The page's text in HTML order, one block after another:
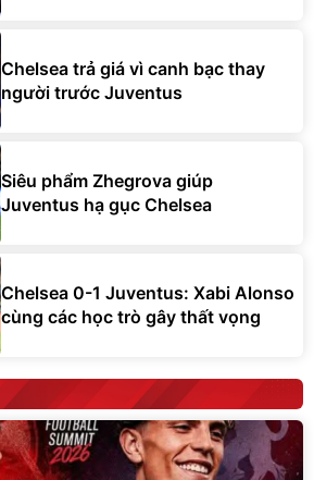
Chelsea trả giá vì canh bạc thay
người trước Juventus
Siêu phẩm Zhegrova giúp
Juventus hạ gục Chelsea
Chelsea 0-1 Juventus: Xabi Alonso
cùng các học trò gây thất vọng